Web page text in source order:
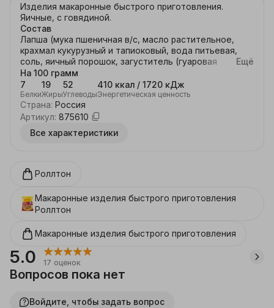
Изделия макаронные быстрого приготовления.
Яичные, с говядиной.
Состав
Лапша (мука пшеничная в/с, масло растительное,
крахмал кукурузный и тапиоковый, вода питьевая,
соль, яичный порошок, загуститель (гуаровая
камедь), стабилизатор (карбонат калия),
разрыхлитель (сода пищевая), регулятор
кислотности (лимонная кислота), усилитель вкуса и
аромата (Е621)); бульон-приправа (соль, усилители
вкуса и аромата Е621, Е635), ароматизаторы, сушеные
овощи и зелень (чеснок, лук репчатый, томаты,
укроп), пряности (перец красный и черный, лавровый
антислеживающий (Е551)); овощи сушеные (морковь,
соевый текстурат, лук зеленый). Продукт может
содержать незначительное количество сельдерея и
продуктов переработки молока.
Ещё
На 100 грамм
7
Белки
19
Жиры
52
Углеводы
410 ккал / 1720 кДж
Энергетическая ценность
Страна: Россия
Артикул: 875610
Все характеристики
Роллтон
Макаронные изделия быстрого приготовления
Роллтон
Макаронные изделия быстрого приготовления
5.0 17 оценок
Вопросов пока нет
Войдите, чтобы задать вопрос